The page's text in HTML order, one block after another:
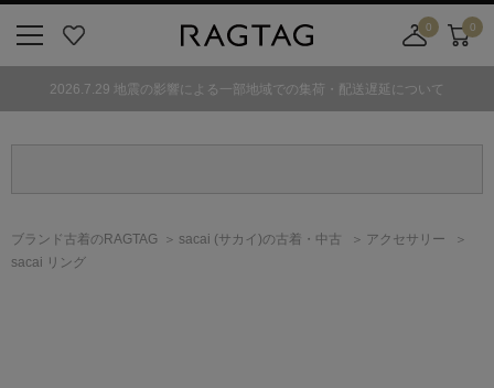
気
0
舗
カ
ト
0
2026.7.29 地震の影響による一部地域での集荷・配送遅延について
ブランド古着のRAGTAG sacai (サカイ)の古着・中古
アクセサリー
sacai リング